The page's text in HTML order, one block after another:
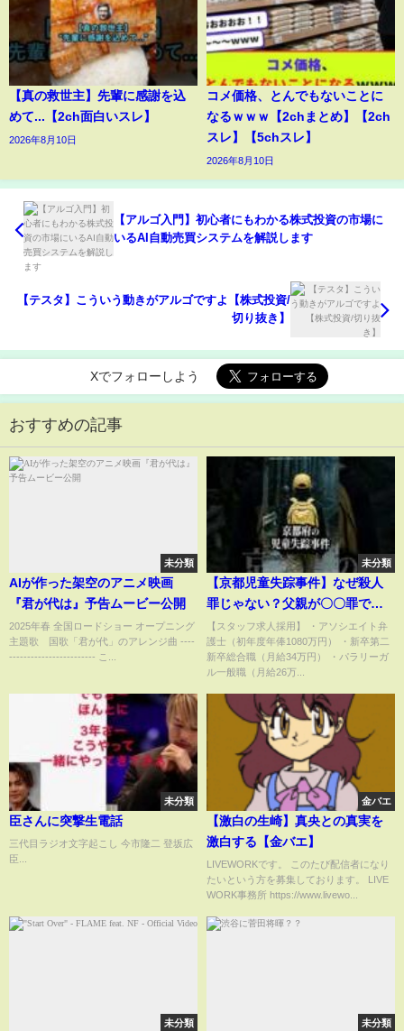
【真の救世主】先輩に感謝を込
めて...【2ch面白いスレ】
2026年8月10日
コメ価格、とんでもないことに
なるｗｗｗ【2chまとめ】【2ch
スレ】【5chスレ】
2026年8月10日
【アルゴ入門】初心者にもわかる株式投資の市場に
いるAI自動売買システムを解説します
【テスタ】こういう動きがアルゴですよ【株式投資/
切り抜き】
Xでフォローしよう
おすすめの記事
未分類
AIが作った架空のアニメ映画
『君が代は』予告ムービー公開
2025年春 全国ロードショー オープニング
主題歌 国歌「君が代」のアレンジ曲 ----
------------------------ こ...
未分類
【京都児童失踪事件】なぜ殺人
罪じゃない？父親が〇〇罪で逮
捕されたその納得の理由を、弁
護士が1分で解説！ #shorts
【スタッフ求人採用】 ・アソシエイト弁
護士（初年度年俸1080万円） ・新卒第二
新卒総合職（月給34万円） ・パラリーガ
ル一般職（月給26万...
未分類
臣さんに突撃生電話
三代目ラジオ文字起こし 今市隆二 登坂広
臣...
金バエ
【激白の生崎】真央との真実を
激白する【金バエ】
LIVEWORKです。 このたび配信者になり
たいという方を募集しております。 LIVE
WORK事務所 https://www.livewo...
未分類 未分類